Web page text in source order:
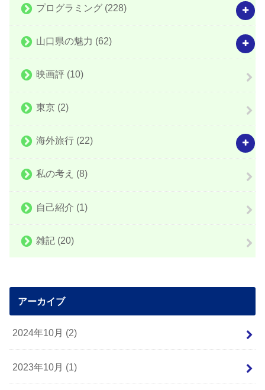
プログラミング (228)
山口県の魅力 (62)
映画評 (10)
東京 (2)
海外旅行 (22)
私の考え (8)
自己紹介 (1)
雑記 (20)
アーカイブ
2024年10月 (2)
2023年10月 (1)